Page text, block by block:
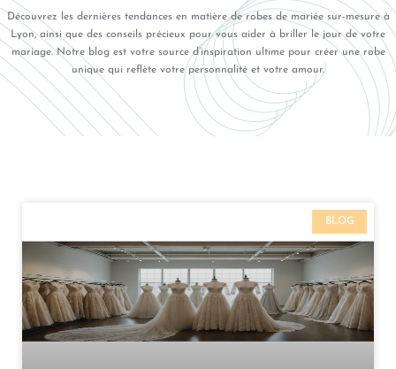
Découvrez les dernières tendances en matière de robes de mariée sur-mesure à
Lyon, ainsi que des conseils précieux pour vous aider à briller le jour de votre
mariage. Notre blog est votre source d’inspiration ultime pour créer une robe
unique qui reflète votre personnalité et votre amour.
BLOG